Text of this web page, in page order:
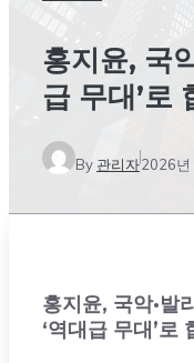
홍지윤, 국
급 무대’로
By 관리자2026년
홍지윤, 국악·발
‘역대급 무대’로